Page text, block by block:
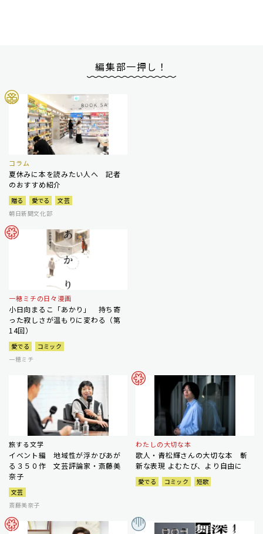
編集部一押し！
コラム
夏休みに本を読みたい人へ 記者
のおすすめ紹介
贈る 愛でる
文芸
朝日新聞文化部
一穂ミチの日々漫画
小日向まるこ「あかり」 持ち寄
った寂しさが温もりに変わる（第
14回）
愛でる
コミック
一穂ミチ
旅する文学
イベント編 地域性が浮かびあが
る３５０作 文芸評論家・斎藤美
奈子
文芸
斎藤美奈子
わたしの大切な本
歌人・青松輝さんの大切な本 斬
新な表現 よむたび、より自由に
愛でる コミック 短歌